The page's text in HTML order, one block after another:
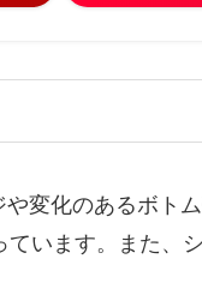
変化のあるボト
います。また、